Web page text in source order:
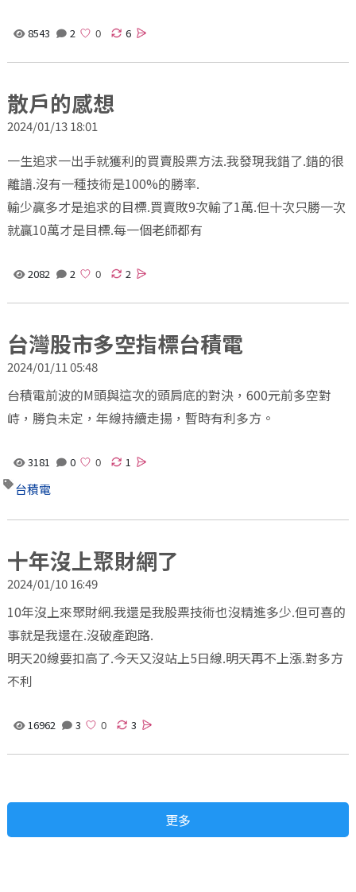
8543 2 6
散戶的感想
2024/01/13 18:01
一生追求一出手就獲利的買賣股票方法.我發現我錯了.錯的很
離譜.沒有一種技術是100%的勝率.
輸少贏多才是追求的目標.買賣敗9次輸了1萬.但十次只勝一次
就贏10萬才是目標.每一個老師都有
2082 2 2
台灣股市多空指標台積電
2024/01/11 05:48
台積電前波的M頭與這次的頭肩底的對決，600元前多空對
峙，勝負未定，年線持續走揚，暫時有利多方。
3181 0 1
台積電
十年沒上聚財網了
2024/01/10 16:49
10年沒上來聚財網.我還是我股票技術也沒精進多少.但可喜的
事就是我還在.沒破產跑路.
明天20線要扣高了.今天又沒站上5日線.明天再不上漲.對多方
不利
16962 3 3
更多